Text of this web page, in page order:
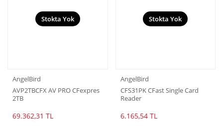
Stokta Yok
AngelBird
AVP2TBCFX AV PRO CFexpres
2TB
69.362,31 TL
Stokta Yok
AngelBird
CFS31PK CFast Single Card
Reader
6.165,54 TL